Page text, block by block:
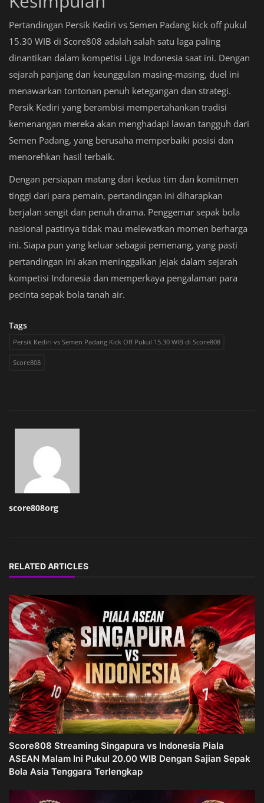
Pertandingan Persik Kediri vs Semen Padang kick off pukul
15.30 WIB di Score808 adalah salah satu laga paling
dinantikan dalam kompetisi Liga Indonesia saat ini. Dengan
sejarah panjang dan keunggulan masing-masing, duel ini
menawarkan tontonan penuh ketegangan dan strategi.
Persik Kediri yang berambisi mempertahankan tradisi
kemenangan mereka akan menghadapi lawan tangguh dari
Semen Padang, yang berusaha memperbaiki posisi dan
menorehkan hasil terbaik.
Dengan persiapan matang dari kedua tim dan komitmen
tinggi dari para pemain, pertandingan ini diharapkan
berjalan sengit dan penuh drama. Penggemar sepak bola
nasional pastinya tidak mau melewatkan momen berharga
ini. Siapa pun yang keluar sebagai pemenang, yang pasti
pertandingan ini akan meninggalkan jejak dalam sejarah
kompetisi Indonesia dan memperkaya pengalaman para
pecinta sepak bola tanah air.
Tags
Persik Kediri vs Semen Padang Kick Off Pukul 15.30 WIB di Score808
Score808
score808org
RELATED ARTICLES
Score808 Streaming Singapura vs Indonesia Piala
ASEAN Malam Ini Pukul 20.00 WIB Dengan Sajian Sepak
Bola Asia Tenggara Terlengkap